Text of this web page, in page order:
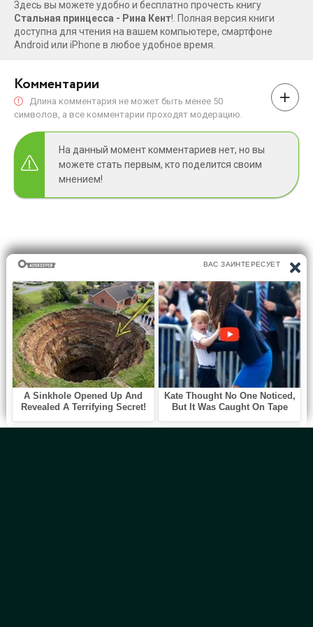
Здесь вы можете удобно и бесплатно прочесть книгу
Стальная принцесса - Рина Кент!. Полная версия книги
доступна для чтения на вашем компьютере, смартфоне
Android или iPhone в любое удобное время.
Комментарии
Длина комментария не может быть менее 50
символов, а все комментарии проходят модерацию.
На данный момент комментариев нет, но вы
можете стать первым, кто поделится своим
мнением!